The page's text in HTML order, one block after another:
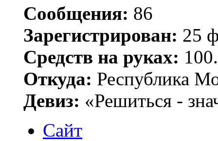
Сообщения: 86
Зарегистрирован: 25
Средств на руках:
Откуда: Республика
Девиз: «Решиться -
Сайт